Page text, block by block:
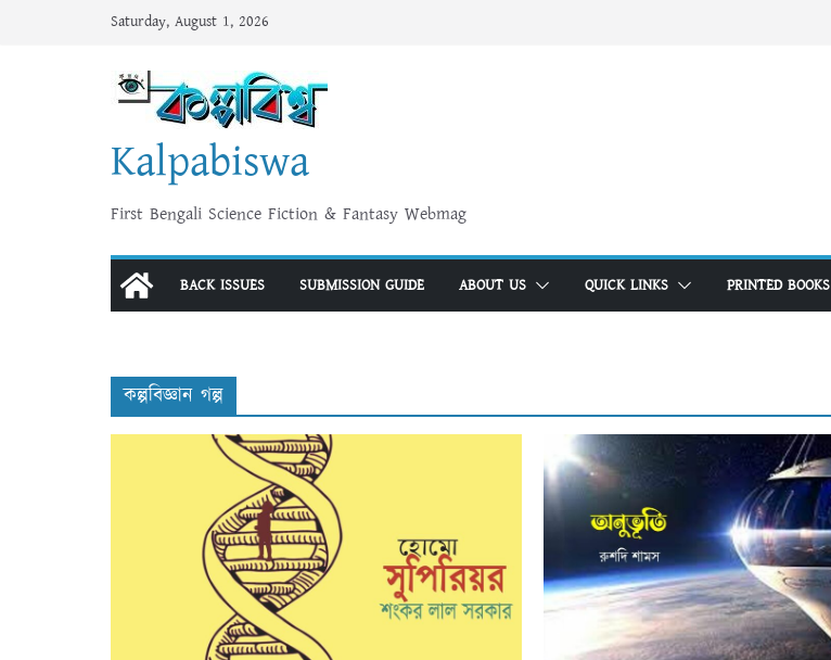
Saturday, August 1, 2026
Kalpabiswa
First Bengali Science Fiction & Fantasy Webmag
BACK ISSUES SUBMISSION GUIDE ABOUT US QUICK LINKS PRINTED BOOKS
কল্পবিজ্ঞান গল্প